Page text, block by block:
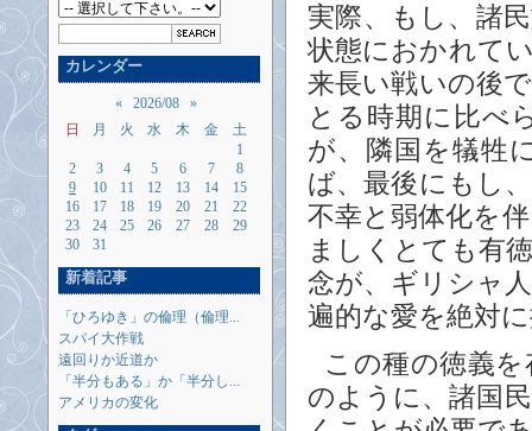
実際、もし、諸
状態におかれて
来長い戦いの後
とる時期に比べ
が、隣国を犠牲
ば、最後にもし
不幸と弱体化を
ましくとても有
念が、ギリシャ
遍的な愛を絶対
この種の徳義
のように、諸国
カレンダー
« 2026/08
»
日
月 火 水 木 金
土
1
2
3 4 5 6 7
8
9
10 11 12 13 14
15
16
17 18 19 20 21
22
23
24 25 26 27 28
29
30
31
新着記事
「ひろゆき」の倫理（倫理...
スパイ大作戦
遠回りか近道か
「半分もある」か「半分し...
アメリカの変化